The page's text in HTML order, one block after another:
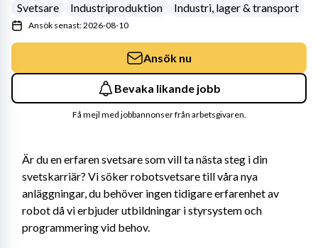
Är du en erfaren svetsare som vill ta nästa steg i din
svetskarriär? Vi söker robotsvetsare till våra nya
anläggningar, du behöver ingen tidigare erfarenhet av
robot då vi erbjuder utbildningar i styrsystem och
programmering vid behov.
Svetsare
Industriproduktion Industri, lager & transport
Ansök senast: 2026-08-10
Ansök nu
Bevaka likande jobb
Få mejl med jobbannonser från arbetsgivaren.